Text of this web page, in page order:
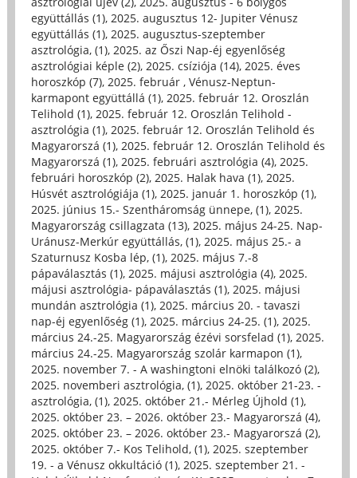
együttállás (1), 2025. augusztus 12- Jupiter Vénusz
együttállás (1), 2025. augusztus-szeptember
asztrológia, (1), 2025. az Őszi Nap-éj egyenlőség
asztrológiai képle (2), 2025. csíziója (14), 2025. éves
horoszkóp (7), 2025. február , Vénusz-Neptun-
karmapont együttállá (1), 2025. február 12. Oroszlán
Telihold (1), 2025. február 12. Oroszlán Telihold -
asztrológia (1), 2025. február 12. Oroszlán Telihold és
Magyarorszá (1), 2025. február 12. Oroszlán Telihold és
Magyarorszá (1), 2025. februári asztrológia (4), 2025.
februári horoszkóp (2), 2025. Halak hava (1), 2025.
Húsvét asztrológiája (1), 2025. január 1. horoszkóp (1),
2025. június 15.- Szentháromság ünnepe, (1), 2025.
Magyarország csillagzata (13), 2025. május 24-25. Nap-
Uránusz-Merkúr együttállás, (1), 2025. május 25.- a
Szaturnusz Kosba lép, (1), 2025. május 7.-8
pápaválasztás (1), 2025. májusi asztrológia (4), 2025.
májusi asztrológia- pápaválasztás (1), 2025. májusi
mundán asztrológia (1), 2025. március 20. - tavaszi
nap-éj egyenlőség (1), 2025. március 24-25. (1), 2025.
március 24.-25. Magyarország ézévi sorsfelad (1), 2025.
március 24.-25. Magyarország szolár karmapon (1),
2025. november 7. - A washingtoni elnöki találkozó (2),
2025. novemberi asztrológia, (1), 2025. október 21-23. -
asztrológia, (1), 2025. október 21.- Mérleg Újhold (1),
2025. október 23. – 2026. október 23.- Magyarorszá (4),
2025. október 23. – 2026. október 23.- Magyarorszá (2),
2025. október 7.- Kos Telihold, (1), 2025. szeptember
19. - a Vénusz okkultáció (1), 2025. szeptember 21. -